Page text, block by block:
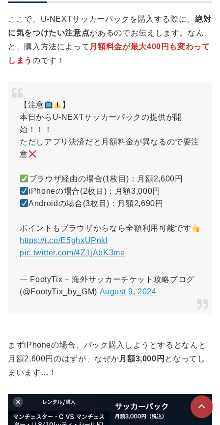
ここで、U-NEXTサッカーパックを購入する際に、 絶対
に気をつけたい注意点があるのでお伝えします。なん
と、購入方法によって 月額料金が最大400円も変わって
しまう のです！
【注意
】
本日からU-NEXTサッカーパックの提供が開
始！！！
ただしアプリ決済だと月額料金が異なるので要注
意
ブラウザ経由の場合(1枚目)：月額2,600円
iPhoneの場合(2枚目)：月額3,000円
Androidの場合(3枚目)：月額2,690円
ポイントもブラウザからなら全額利用可能です
https://t.co/E5ghxUPnkl
pic.twitter.com/4Z1jAbK3me
— FootyTix – 海外サッカーチケット攻略ブログ
(@FootyTix_by_GM) August 9, 2024
まずiPhoneの場合、パック購入しようとするとなんと
月額2,600円のはずが、なぜか月額3,000円 となってし
まいます…！